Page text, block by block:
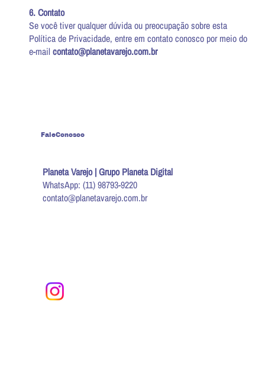
6. Contato
Se você tiver qualquer dúvida ou preocupação sobre esta
Política de Privacidade, entre em contato conosco por meio do
e-mail contato@planetavarejo.com.br
FaleConosco
Planeta Varejo | Grupo Planeta Digital
WhatsApp: (11) 98793-9220
contato@planetavarejo.com.br